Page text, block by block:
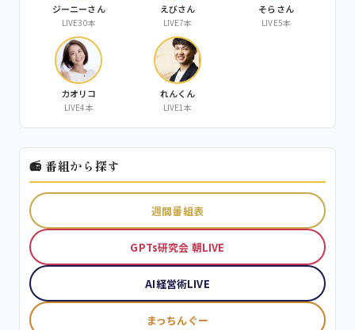
ジーニーさん
LIVE30本
えびさん
LIVE7本
そらさん
LIVE5本
カオリコ
LIVE4本
れんくん
LIVE1本
📻 番組から探す
週間番組表
GPTs研究会 朝LIVE
AI経営術LIVE
まっちんぐー